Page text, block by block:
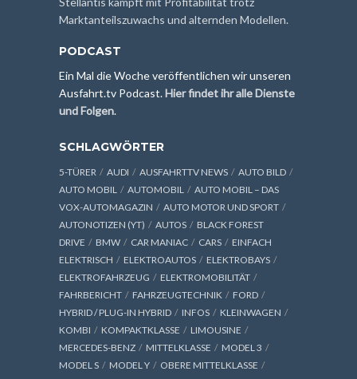
Marktanteilszuwachs und alternden Modellen.
PODCAST
Ein Mal die Woche veröffentlichen wir unseren
Ausfahrt.tv Podcast.Hier findet ihr alle Dienste
und Folgen.
SCHLAGWÖRTER
5-TÜRER AUDI AUSFAHRTTV NEWS
AUTO BILD
AUTO MOBIL
AUTOMOBIL
AUTO MOBIL – DAS
VOX-AUTOMAGAZIN
AUTO MOTOR UND SPORT
AUTONOTIZEN (YT)
AUTOS
BLACK FOREST
DRIVE
BMW CAR MANIAC CARS
EINFACH
ELEKTRISCH
ELEKTROAUTOS
ELEKTROBAYS
ELEKTROFAHRZEUG
ELEKTROMOBILITÄT
FAHRBERICHT
FAHRZEUGTECHNIK
FORD
HYBRID / PLUG-IN HYBRID
INFOS
KLEINWAGEN
KOMBI
KOMPAKTKLASSE
LIMOUSINE
MERCEDES-BENZ
MITTELKLASSE
MODEL 3
MODEL S
MODEL Y
OBERE MITTELKLASSE